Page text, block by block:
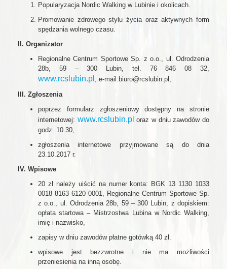
Popularyzacja Nordic Walking w Lubinie i okolicach.
Promowanie zdrowego stylu życia oraz aktywnych form
spędzania wolnego czasu.
II. Organizator
Regionalne Centrum Sportowe Sp. z o.o., ul. Odrodzenia
28b, 59 – 300 Lubin, tel. 76 846 08 32,
www.rcslubin.pl
, e-mail:biuro@rcslubin.pl,
III. Zgłoszenia
poprzez formularz zgłoszeniowy dostępny na stronie
internetowej: www.rcslubin.pl oraz w dniu zawodów do
godz. 10.30,
zgłoszenia internetowe przyjmowane są do dnia
23.10.2017 r.
IV. Wpisowe
20 zł należy uiścić na numer konta: BGK 13 1130 1033
0018 8163 6120 0001, Regionalne Centrum Sportowe Sp.
z o.o., ul. Odrodzenia 28b, 59 – 300 Lubin, z dopiskiem:
opłata startowa – Mistrzostwa Lubina w Nordic Walking,
imię i nazwisko,
zapisy w dniu zawodów płatne gotówką 40 zł.
wpisowe jest bezzwrotne i nie ma możliwości
przeniesienia na inną osobę.